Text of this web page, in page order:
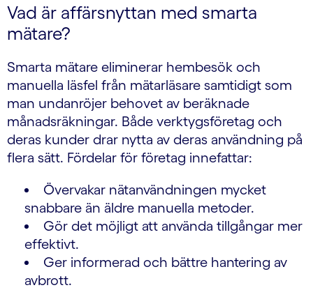
Vad är affärsnyttan med smarta
mätare?
Smarta mätare eliminerar hembesök och
manuella läsfel från mätarläsare samtidigt som
man undanröjer behovet av beräknade
månadsräkningar. Både verktygsföretag och
deras kunder drar nytta av deras användning på
flera sätt. Fördelar för företag innefattar:
Övervakar nätanvändningen mycket
snabbare än äldre manuella metoder.
Gör det möjligt att använda tillgångar mer
effektivt.
Ger informerad och bättre hantering av
avbrott.